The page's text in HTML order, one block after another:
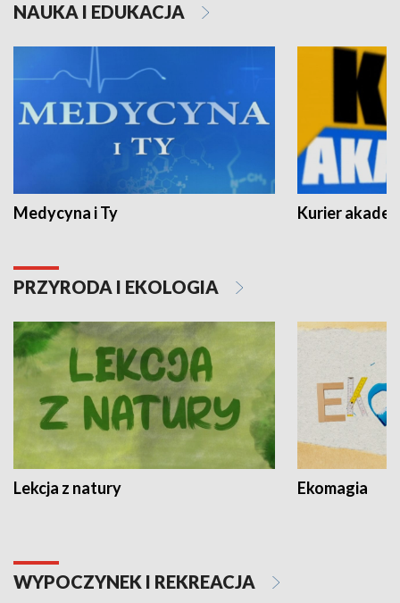
NAUKA I EDUKACJA
Medycyna i Ty Kurier
PRZYRODA I EKOLOGIA
Lekcja z natury Ekomagia
WYPOCZYNEK I REKREACJA